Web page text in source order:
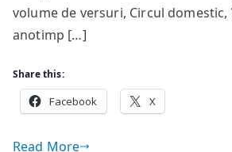
volume de versuri, Circul domestic,
anotimp […]
Share this:
Facebook X
Read More